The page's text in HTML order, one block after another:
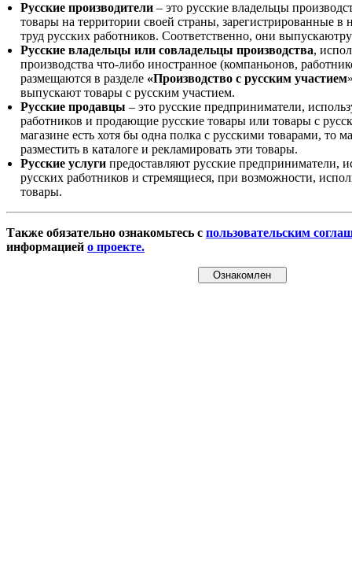
Русские производители – это русские владельцы
товары на территории своей страны, зарегистрированные
труд русских работников. Соответственно, они
Русские владельцы или совладельцы производства,
производства что-либо иностранное (компаньонов,
размещаются в разделе «Производство с русским участием
выпускают товары с русским участием.
Русские продавцы – это русские предприниматели,
работников и продающие русские товары или товары с
магазине есть хотя бы одна полка с русскими товарами, то
разместить в каталоге и рекламировать эти товары.
Русские услуги предоставляют русские предприниматели,
русских работников и стремящиеся, при возможности,
товары.
Также обязательно ознакомьтесь с пользовательским
информацией о проекте.
Ознакомлен